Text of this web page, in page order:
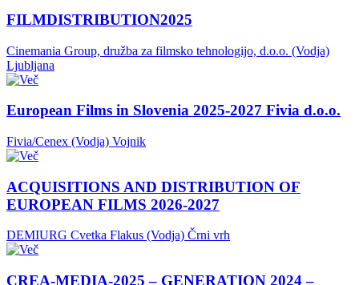
FILMDISTRIBUTION2025
Cinemania Group, družba za filmsko tehnologijo, d.o.o. (Vodja)
Ljubljana
European Films in Slovenia 2025-2027 Fivia d.o.o.
Fivia/Cenex (Vodja) Vojnik
ACQUISITIONS AND DISTRIBUTION OF
EUROPEAN FILMS 2026-2027
DEMIURG Cvetka Flakus (Vodja) Črni vrh
CREA-MEDIA-2025 – GENERATION 2024 –